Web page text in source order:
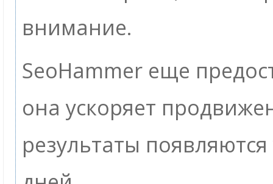
внимание.
SeoHammer еще
она ускоряет
результаты